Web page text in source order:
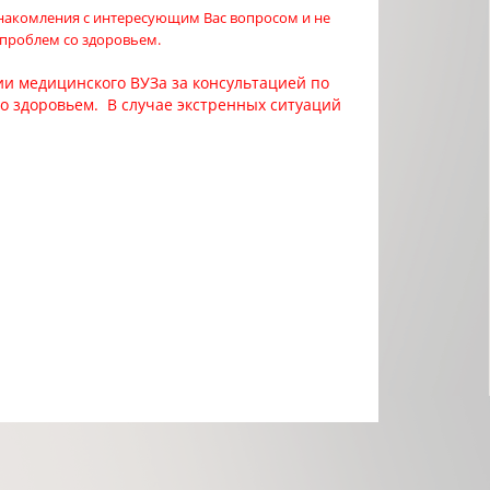
с интересующим Вас вопросом и не
со здоровьем.
ВУЗа за консультацией по
здоровьем. В случае экстренных ситуаций